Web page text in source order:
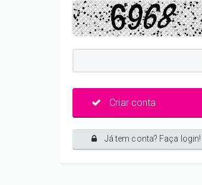
Criar conta
Já tem conta? Faça login!